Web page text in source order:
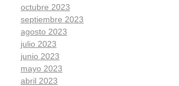
octubre 2023
septiembre 2023
agosto 2023
julio 2023
junio 2023
mayo 2023
abril 2023